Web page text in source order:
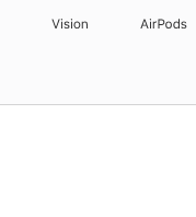
Vision AirPods